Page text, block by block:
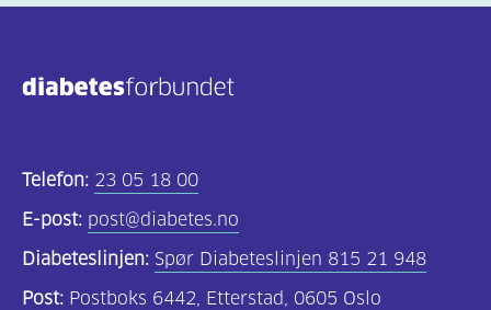
Telefon: 23 05 18 00
E-post: post@diabetes.no
Diabeteslinjen: Spør Diabeteslinjen 815 21 948
Post: Postboks 6442, Etterstad, 0605 Oslo